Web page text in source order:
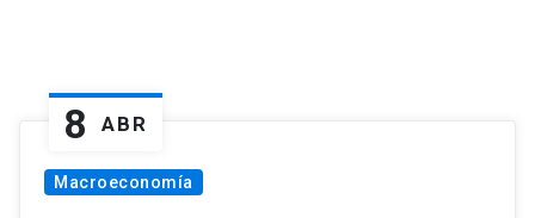
8 ABR
Macroeconomía